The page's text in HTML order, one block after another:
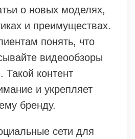
о новых моделях,
и преимуществах.
понять, что
видеообзоры
Такой контент
и укрепляет
бренду.
сети для